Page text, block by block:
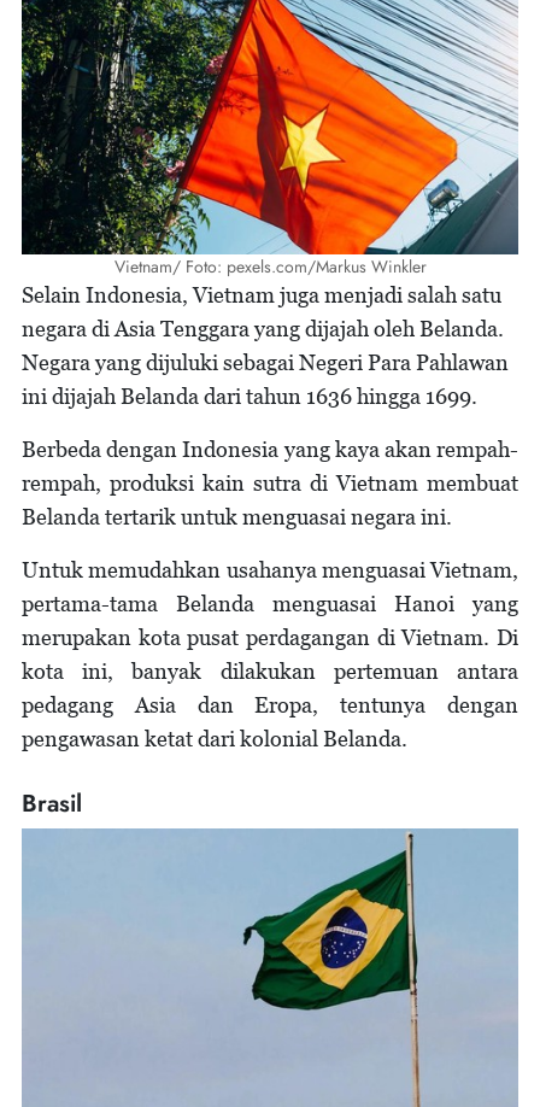
Vietnam/ Foto: pexels.com/Markus Winkler
Selain Indonesia, Vietnam juga menjadi salah satu
negara di Asia Tenggara yang dijajah oleh Belanda.
Negara yang dijuluki sebagai Negeri Para Pahlawan
ini dijajah Belanda dari tahun 1636 hingga 1699.
Berbeda dengan Indonesia yang kaya akan rempah-
rempah, produksi kain sutra di Vietnam membuat
Belanda tertarik untuk menguasai negara ini.
Untuk memudahkan usahanya menguasai Vietnam,
pertama-tama Belanda menguasai Hanoi yang
merupakan kota pusat perdagangan di Vietnam. Di
kota ini, banyak dilakukan pertemuan antara
pedagang Asia dan Eropa, tentunya dengan
pengawasan ketat dari kolonial Belanda.
Brasil